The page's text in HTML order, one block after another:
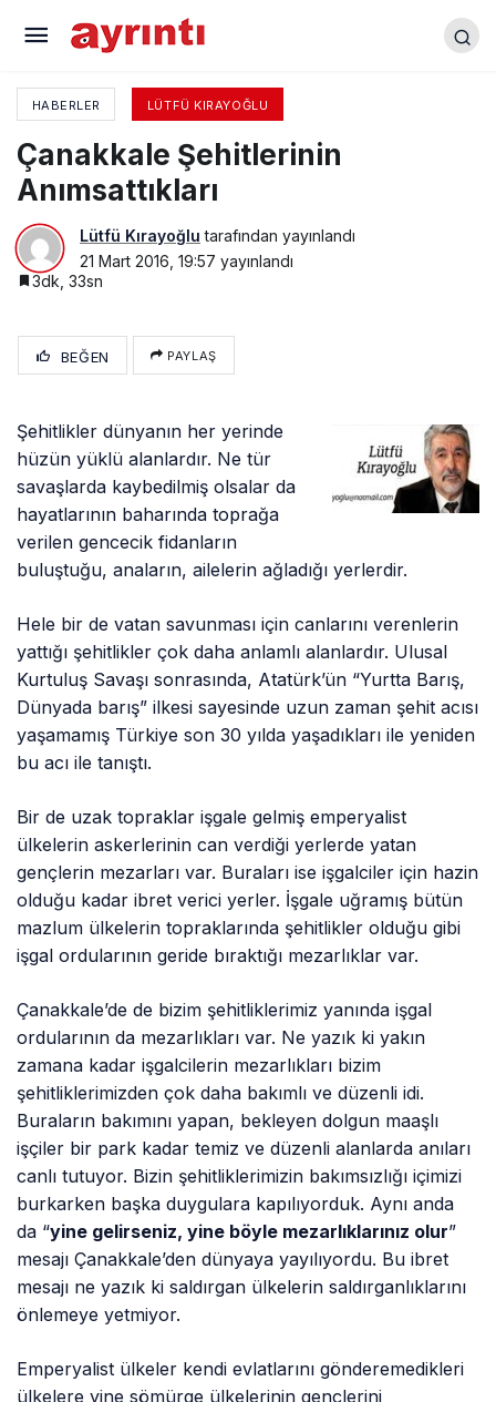
HABERLER LÜTFÜ KIRAYOĞLU
Çanakkale Şehitlerinin
Anımsattıkları
Lütfü Kırayoğlu tarafından yayınlandı
21 Mart 2016, 19:57 yayınlandı
3dk, 33sn
BEĞEN PAYLAŞ
Şehitlikler dünyanın her yerinde
hüzün yüklü alanlardır. Ne tür
savaşlarda kaybedilmiş olsalar da
hayatlarının baharında toprağa
verilen gencecik fidanların
buluştuğu, anaların, ailelerin ağladığı yerlerdir.
Hele bir de vatan savunması için canlarını verenlerin
yattığı şehitlikler çok daha anlamlı alanlardır. Ulusal
Kurtuluş Savaşı sonrasında, Atatürk’ün “Yurtta Barış,
Dünyada barış” ilkesi sayesinde uzun zaman şehit acısı
yaşamamış Türkiye son 30 yılda yaşadıkları ile yeniden
bu acı ile tanıştı.
Bir de uzak topraklar işgale gelmiş emperyalist
ülkelerin askerlerinin can verdiği yerlerde yatan
gençlerin mezarları var. Buraları ise işgalciler için hazin
olduğu kadar ibret verici yerler. İşgale uğramış bütün
mazlum ülkelerin topraklarında şehitlikler olduğu gibi
işgal ordularının geride bıraktığı mezarlıklar var.
Çanakkale’de de bizim şehitliklerimiz yanında işgal
ordularının da mezarlıkları var. Ne yazık ki yakın
zamana kadar işgalcilerin mezarlıkları bizim
şehitliklerimizden çok daha bakımlı ve düzenli idi.
Buraların bakımını yapan, bekleyen dolgun maaşlı
işçiler bir park kadar temiz ve düzenli alanlarda anıları
canlı tutuyor. Bizin şehitliklerimizin bakımsızlığı içimizi
burkarken başka duygulara kapılıyorduk. Aynı anda
da “yine gelirseniz, yine böyle mezarlıklarınız olur”
mesajı Çanakkale’den dünyaya yayılıyordu. Bu ibret
mesajı ne yazık ki saldırgan ülkelerin saldırganlıklarını
önlemeye yetmiyor.
Emperyalist ülkeler kendi evlatlarını gönderemedikleri
ülkelere yine sömürge ülkelerinin gençlerini
Emekçi Kadınlar…